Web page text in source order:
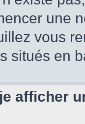
une
vous
situés en
afficher